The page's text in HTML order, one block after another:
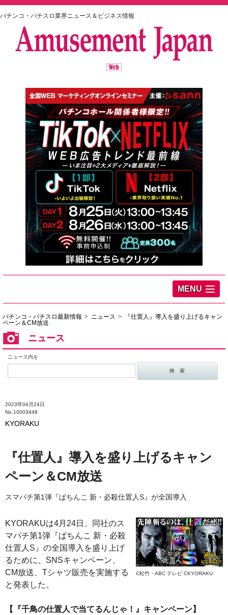
パチンコ・パチスロ業界ニュース＆ビジネス情報
MENU
パチンコ・パチスロ最新情報 ニュース
『仕置人』導入を盛り上げるキャン
ペーン＆CM放送
ニュース
ニュース内を
2023年04月24日
No.10003448
KYORAKU
『仕置人』導入を盛り上げるキャン
ペーン＆CM放送
スマパチ第1弾『ぱちんこ 新・必殺仕置人S』が全国導入
C松竹・ABC テレビ CKYORAKU
KYORAKUは4月24日、同社のス
マパチ第1弾『ぱちんこ 新・必殺
仕置人S』の全国導入を盛り上げ
るために、SNSキャンペーン、
CM放送、Tシャツ販売を実施する
と発表した。
【『千鳥の仕置人で当てるんじゃ！』キャンペーン】